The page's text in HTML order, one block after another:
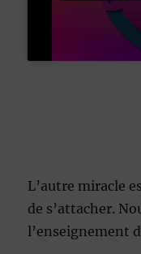
L’autre miracle
de s’attacher.
l’enseignement